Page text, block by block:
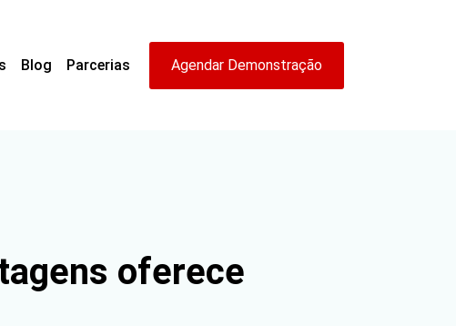
Blog Parcerias Agendar Demonstração
oferece